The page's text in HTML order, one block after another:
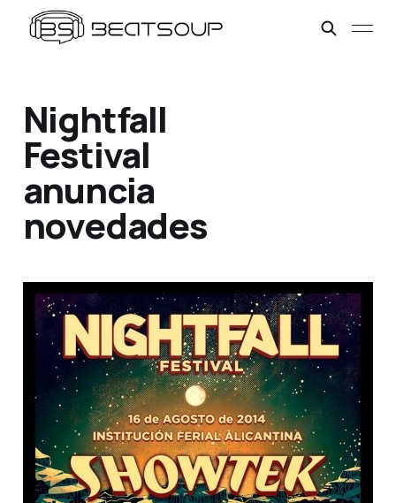
Nightfall
Festival
anuncia
novedades